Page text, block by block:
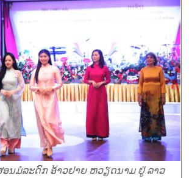
ນມລະດົກອ້າວຢາຍ ຫວຽດນາມ ຢູ່ ລາວ